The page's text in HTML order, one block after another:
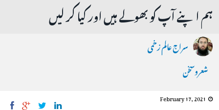
ہم اپنے آپ کو بھولے ہیں اور کیا کر لیں
سراج عالم زخمی
شعروسخن
February 17, 2021